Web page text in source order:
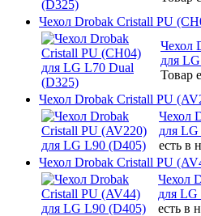
Чехол Drobak Cristall PU
Чехол
для
Товар
Чехол Drobak Cristall PU
Чехол
для
есть в
Чехол Drobak Cristall PU
Чехол
для
есть в